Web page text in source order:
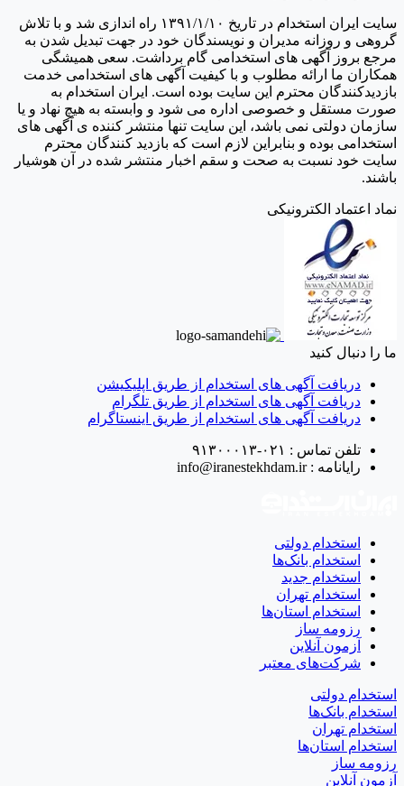
سایت ایران استخدام در تاریخ ۱۳۹۱/۱/۱۰ راه اندازی شد و با تلاش
گروهی و روزانه مدیران و نویسندگان خود در جهت تبدیل شدن به
مرجع بروز آگهی های استخدامی گام برداشت. سعی همیشگی
همکاران ما ارائه مطلوب و با کیفیت آگهی های استخدامی خدمت
بازدیدکنندگان محترم این سایت بوده است. ایران استخدام به
صورت مستقل و خصوصی اداره می شود و وابسته به هیچ نهاد و یا
سازمان دولتی نمی باشد، این سایت تنها منتشر کننده ی آگهی های
استخدامی بوده و بنابراین لازم است که بازدید کنندگان محترم
سایت خود نسبت به صحت و سقم اخبار منتشر شده در آن هوشیار
باشند.
نماد اعتماد الکترونیکی
ما را دنبال کنید
دریافت آگهی های استخدام از طریق اپلیکیشن
دریافت آگهی های استخدام از طریق تلگرام
دریافت آگهی های استخدام از طریق اینستاگرام
تلفن تماس : ۰۲۱-۹۱۳۰۰۰۱۳
رایانامه :info@iranestekhdam.ir
استخدام دولتی
استخدام بانک‌ها
استخدام جدید
استخدام تهران
استخدام استان‌ها
رزومه ساز
آزمون آنلاین
شرکت‌های معتبر
استخدام دولتی
استخدام بانک‌ها
استخدام تهران
استخدام استان‌ها
رزومه ساز
آزمون آنلاین